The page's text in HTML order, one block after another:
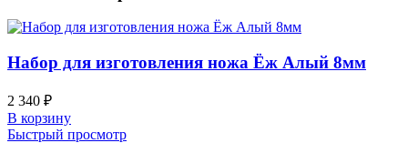
Набор для изготовления ножа Ёж Алый 8мм
2 340 ₽
В корзину
Быстрый просмотр